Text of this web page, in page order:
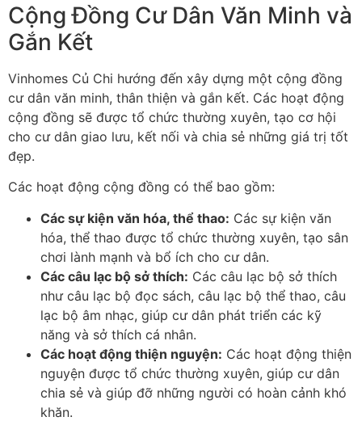
Cộng Đồng Cư Dân Văn Minh và
Gắn Kết
Vinhomes Củ Chi hướng đến xây dựng một cộng đồng
cư dân văn minh, thân thiện và gắn kết. Các hoạt động
cộng đồng sẽ được tổ chức thường xuyên, tạo cơ hội
cho cư dân giao lưu, kết nối và chia sẻ những giá trị tốt
đẹp.
Các hoạt động cộng đồng có thể bao gồm:
Các sự kiện văn hóa, thể thao: Các sự kiện văn
hóa, thể thao được tổ chức thường xuyên, tạo sân
chơi lành mạnh và bổ ích cho cư dân.
Các câu lạc bộ sở thích: Các câu lạc bộ sở thích
như câu lạc bộ đọc sách, câu lạc bộ thể thao, câu
lạc bộ âm nhạc, giúp cư dân phát triển các kỹ
năng và sở thích cá nhân.
Các hoạt động thiện nguyện: Các hoạt động thiện
nguyện được tổ chức thường xuyên, giúp cư dân
chia sẻ và giúp đỡ những người có hoàn cảnh khó
khăn.